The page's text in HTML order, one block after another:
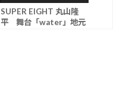
SUPER EIGHT 丸山隆
平 舞台「water」地元